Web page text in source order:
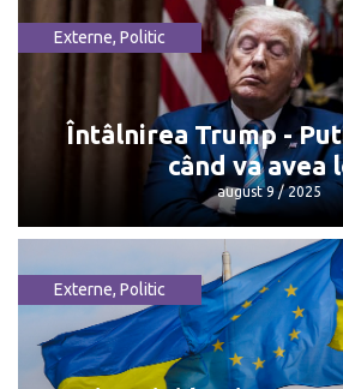
Dorin Recean pleacă
octombrie 13 / 2025
Externe, Politic
Întâlnirea Trump -
când va avea
august 9 / 2025
Întâlnirea Trump -
va avea loc
august 9 / 2025
Externe, Politic